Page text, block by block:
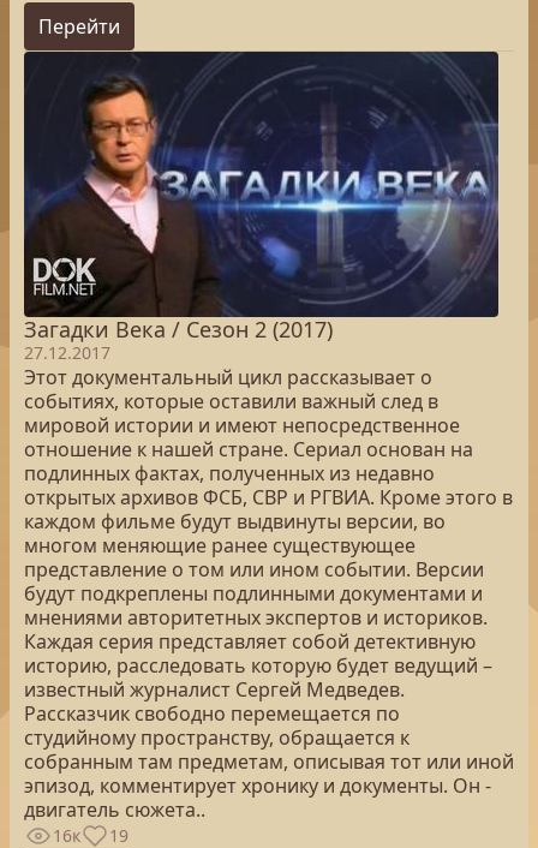
Перейти
Загадки Века / Сезон 2 (2017)
27.12.2017
Этот документальный цикл рассказывает о
событиях, которые оставили важный след в
мировой истории и имеют непосредственное
отношение к нашей стране. Сериал основан на
подлинных фактах, полученных из недавно
открытых архивов ФСБ, СВР и РГВИА. Кроме этого в
каждом фильме будут выдвинуты версии, во
многом меняющие ранее существующее
представление о том или ином событии. Версии
будут подкреплены подлинными документами и
мнениями авторитетных экспертов и историков.
Каждая серия представляет собой детективную
историю, расследовать которую будет ведущий –
известный журналист Сергей Медведев.
Рассказчик свободно перемещается по
студийному пространству, обращается к
собранным там предметам, описывая тот или иной
эпизод, комментирует хронику и документы. Он -
двигатель сюжета..
16к 19